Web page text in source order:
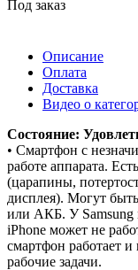
Под заказ
Описание
Оплата
Доставка
Видео о
Состояние:
• Смартфон с
работе аппарата.
(царапины,
дисплея). Могут
или АКБ. У Samsung
iPhone может не
смартфон работает
рабочие задачи.